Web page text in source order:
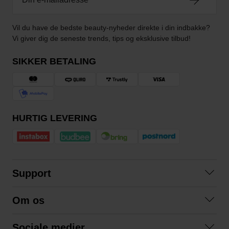
Vil du have de bedste beauty-nyheder direkte i din indbakke?
Vi giver dig de seneste trends, tips og eksklusive tilbud!
SIKKER BETALING
HURTIG LEVERING
Support
Betingelser
Om os